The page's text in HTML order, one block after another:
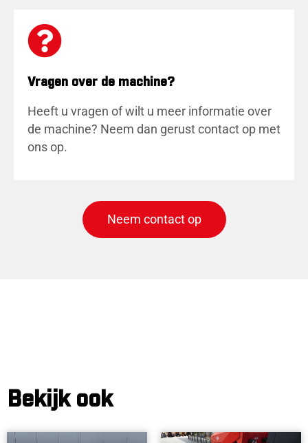
Vragen over de machine?
Heeft u vragen of wilt u meer informatie over
de machine? Neem dan gerust contact op met
ons op.
Neem contact op
Bekijk ook